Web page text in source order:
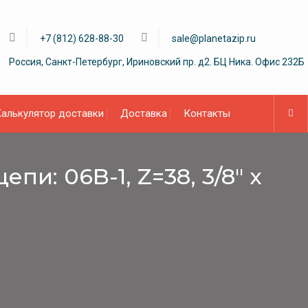
+7 (812) 628-88-30 sale@planetazip.ru
Россия, Санкт-Петербург, Ириновский пр. д2. БЦ Ника. Офис 232Б
доставки Доставка Контакты
06B-1, Z=38, 3/8″ x